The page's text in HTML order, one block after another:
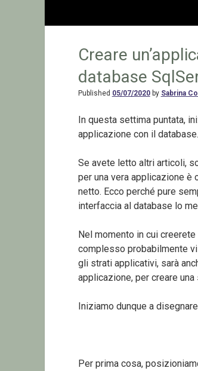
Creare
database
Published 05/07/2020by Sabrina
In questa settima puntata,
applicazione con il database.
Se avete letto altri articoli,
per una vera applicazione è
netto. Ecco perché pure
interfaccia al database lo
Nel momento in cui
complesso probabilmente
gli strati applicativi, sarà
applicazione, per creare
Iniziamo dunque a
Per prima cosa,